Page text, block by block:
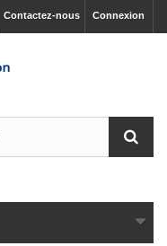
Connexion
Contactez-nous